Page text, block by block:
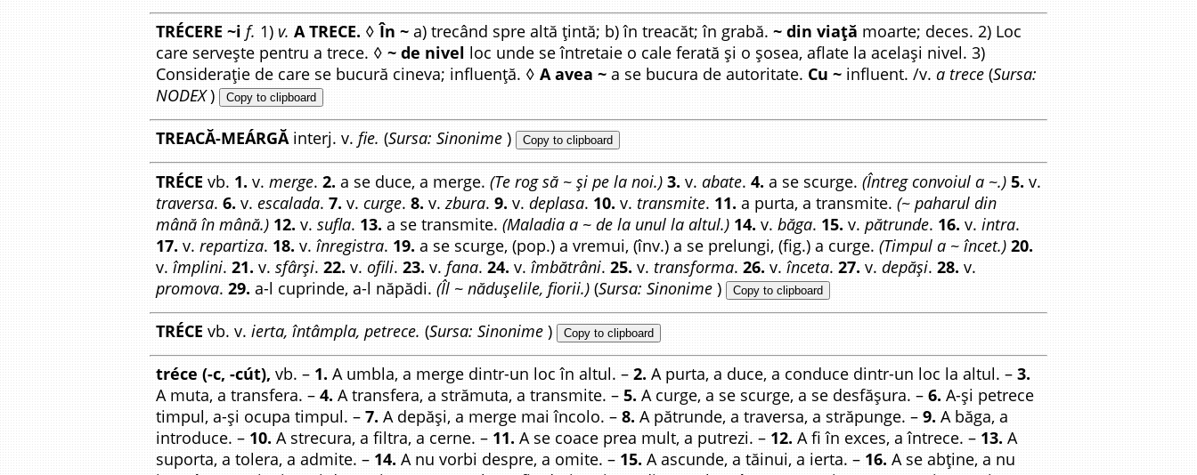
TRÉCERE ~i f. 1) v. A TRECE. ◊În ~ a) trecând spre altă țintă; b) în treacăt; în grabă. ~ din viață moarte; deces. 2) Loc
care servește pentru a trece. ◊ ~ de nivel loc unde se întretaie o cale ferată și o șosea, aflate la același nivel. 3)
Considerație de care se bucură cineva; influență. ◊ A avea ~ a se bucura de autoritate. Cu ~ influent. /v. a trece (Sursa:
NODEX) Copy to clipboard
TREACĂ-MEÁRGĂinterj. v. fie. (Sursa: Sinonime ) Copy to clipboard
TRÉCE vb. 1. v. merge. 2. a se duce, a merge. (Te rog să ~ și pe la noi.) 3. v. abate. 4. a se scurge. (Întreg convoiul a ~.) 5. v.
traversa. 6. v. escalada. 7. v. curge. 8. v. zbura. 9. v. deplasa. 10. v. transmite. 11. a purta, a transmite. (~ paharul din
mână în mână.) 12. v. sufla. 13. a se transmite. (Maladia a ~ de la unul la altul.) 14. v. băga. 15. v. pătrunde. 16. v. intra.
17. v. repartiza. 18. v. înregistra. 19. a se scurge, (pop.) a vremui, (înv.) a se prelungi, (fig.) a curge. (Timpul a ~ încet.) 20.
v. împlini. 21. v. sfârși. 22. v. ofili. 23. v. fana. 24. v. îmbătrâni. 25. v. transforma. 26. v. înceta. 27. v. depăși. 28. v.
promova. 29. a-l cuprinde, a-l năpădi. (Îl ~ nădușelile, fiorii.) (Sursa: Sinonime ) Copy to clipboard
TRÉCE vb. v. ierta, întâmpla, petrece. (Sursa: Sinonime ) Copy to clipboard
tréce (-c, -cút), vb. – 1. A umbla, a merge dintr-un loc în altul. – 2. A purta, a duce, a conduce dintr-un loc la altul. – 3.
A muta, a transfera. – 4. A transfera, a strămuta, a transmite. – 5. A curge, a se scurge, a se desfășura. – 6. A-și petrece
timpul, a-și ocupa timpul. – 7. A depăși, a merge mai încolo. – 8. A pătrunde, a traversa, a străpunge. – 9. A băga, a
introduce. – 10. A strecura, a filtra, a cerne. – 11. A se coace prea mult, a putrezi. – 12. A fi în exces, a întrece. – 13. A
suporta, a tolera, a admite. – 14. A nu vorbi despre, a omite. – 15. A ascunde, a tăinui, a ierta. – 16. A se abține, a nu